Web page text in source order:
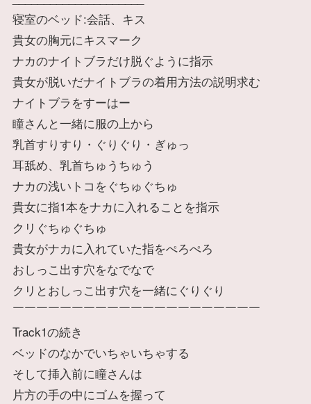
寝室のベッド:会話、キス
貴女の胸元にキスマーク
ナカのナイトブラだけ脱ぐように指示
貴女が脱いだナイトブラの着用方法の説明求む
ナイトブラをすーはー
瞳さんと一緒に服の上から
乳首すりすり・ぐりぐり・ぎゅっ
耳舐め、乳首ちゅうちゅう
ナカの浅いトコをぐちゅぐちゅ
貴女に指1本をナカに入れることを指示
クリぐちゅぐちゅ
貴女がナカに入れていた指をぺろぺろ
おしっこ出す穴をなでなで
クリとおしっこ出す穴を一緒にぐりぐり
￣￣￣￣￣￣￣￣￣￣￣￣￣￣￣￣￣￣￣￣￣
Track1の続き
ベッドのなかでいちゃいちゃする
そして挿入前に瞳さんは
片方の手の中にゴムを握って